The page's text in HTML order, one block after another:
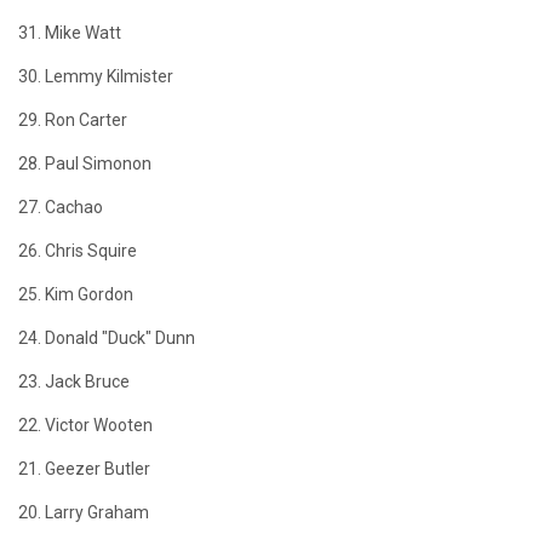
31. Mike Watt
30. Lemmy Kilmister
29. Ron Carter
28. Paul Simonon
27. Cachao
26. Chris Squire
25. Kim Gordon
24. Donald "Duck" Dunn
23. Jack Bruce
22. Victor Wooten
21. Geezer Butler
20. Larry Graham